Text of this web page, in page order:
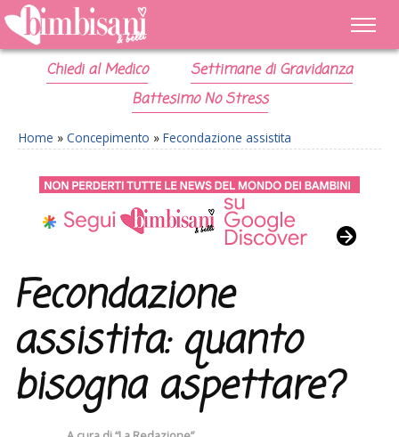
Chiedi al Medico
Settimane di Gravidanza
Battesimo No Stress
Home » Concepimento » Fecondazione assistita
Fecondazione
assistita: quanto
bisogna aspettare?